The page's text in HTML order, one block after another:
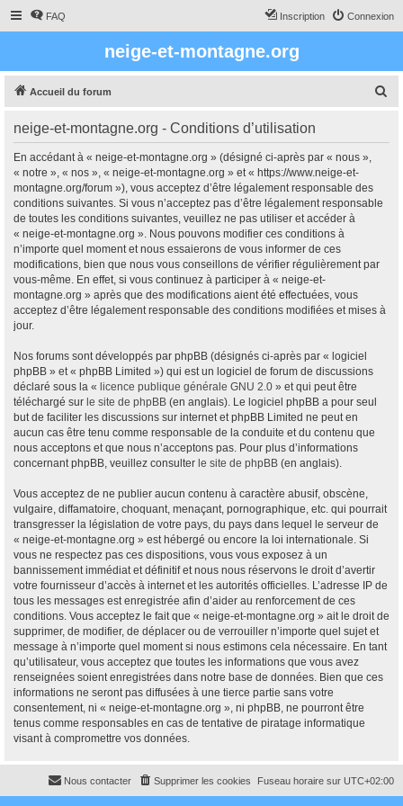
FAQ Connexion
Inscription
neige-et-montagne.org
Accueil du forum
neige-et-montagne.org - Conditions d’utilisation
En accédant à « neige-et-montagne.org » (désigné ci-après par « nous »,
« notre », « nos », « neige-et-montagne.org » et « https://www.neige-et-
montagne.org/forum »), vous acceptez d’être légalement responsable des
conditions suivantes. Si vous n’acceptez pas d’être légalement responsable
de toutes les conditions suivantes, veuillez ne pas utiliser et accéder à
« neige-et-montagne.org ». Nous pouvons modifier ces conditions à
n’importe quel moment et nous essaierons de vous informer de ces
modifications, bien que nous vous conseillons de vérifier régulièrement par
vous-même. En effet, si vous continuez à participer à « neige-et-
montagne.org » après que des modifications aient été effectuées, vous
acceptez d’être légalement responsable des conditions modifiées et mises à
jour.
Nos forums sont développés par phpBB (désignés ci-après par « logiciel
phpBB » et « phpBB Limited ») qui est un logiciel de forum de discussions
déclaré sous la « licence publique générale GNU 2.0 » et qui peut être
téléchargé sur le site de phpBB (en anglais). Le logiciel phpBB a pour seul
but de faciliter les discussions sur internet et phpBB Limited ne peut en
aucun cas être tenu comme responsable de la conduite et du contenu que
nous acceptons et que nous n’acceptons pas. Pour plus d’informations
concernant phpBB, veuillez consulter le site de phpBB (en anglais).
Vous acceptez de ne publier aucun contenu à caractère abusif, obscène,
vulgaire, diffamatoire, choquant, menaçant, pornographique, etc. qui pourrait
transgresser la législation de votre pays, du pays dans lequel le serveur de
« neige-et-montagne.org » est hébergé ou encore la loi internationale. Si
vous ne respectez pas ces dispositions, vous vous exposez à un
bannissement immédiat et définitif et nous nous réservons le droit d’avertir
votre fournisseur d’accès à internet et les autorités officielles. L’adresse IP de
tous les messages est enregistrée afin d’aider au renforcement de ces
conditions. Vous acceptez le fait que « neige-et-montagne.org » ait le droit de
supprimer, de modifier, de déplacer ou de verrouiller n’importe quel sujet et
message à n’importe quel moment si nous estimons cela nécessaire. En tant
qu’utilisateur, vous acceptez que toutes les informations que vous avez
renseignées soient enregistrées dans notre base de données. Bien que ces
informations ne seront pas diffusées à une tierce partie sans votre
consentement, ni « neige-et-montagne.org », ni phpBB, ne pourront être
tenus comme responsables en cas de tentative de piratage informatique
visant à compromettre vos données.
Fuseau horaire sur UTC+02:00
Supprimer les cookies
Nous contacter